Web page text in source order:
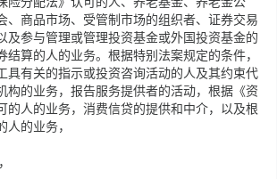
、商品市场、受管制市场的组织者、证券交易
及参与管理或管理投资基金或外国投资基金的
结算的人的业务。根据特别法案规定的条件，
具有关的指示或投资咨询活动的人及其约束代
构的业务，报告服务提供者的活动，根据《资
的人的业务，消费信贷的提供和中介，以及根
的业务，